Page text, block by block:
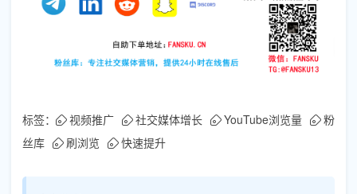
标签： 视频推广 社交媒体增长 YouTube浏览量
粉
丝库
刷浏览 快速提升